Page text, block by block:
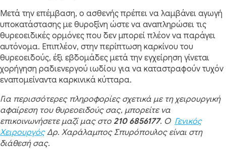
Μετά την επέμβαση, ο ασθενής πρέπει να λαμβάνει αγωγή
υποκατάστασης με θυροξίνη ώστε να αναπληρώσει τις
θυρεοειδικές ορμόνες που δεν μπορεί πλέον να παράγει
αυτόνομα. Επιπλέον, στην περίπτωση καρκίνου του
θυρεοειδούς, έξι εβδομάδες μετά την εγχείρηση γίνεται
χορήγηση ραδιενεργού ιωδίου για να καταστραφούν τυχόν
εναπομείναντα καρκινικά κύτταρα.
Για περισσότερες πληροφορίες σχετικά με τη χειρουργική
αφαίρεση του θυρεοειδούς σας, μπορείτε να
επικοινωνήσετε μαζί μας στο 210 6856177. Ο Γενικός
ΧειρουργόςΔρ. Χαράλαμπος Σπυρόπουλος είναι στη
διάθεσή σας.